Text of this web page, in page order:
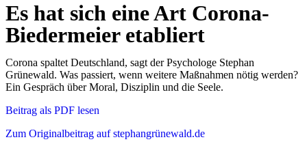
Es hat sich eine Art Corona-
Biedermeier etabliert
Corona spaltet Deutschland, sagt der Psychologe Stephan
Grünewald. Was passiert, wenn weitere Maßnahmen nötig werden?
Ein Gespräch über Moral, Disziplin und die Seele.
Beitrag als PDF lesen
Zum Originalbeitrag auf stephangrünewald.de